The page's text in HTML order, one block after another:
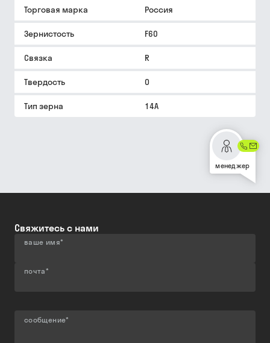
Торговая марка Россия
Зернистость F60
Связка R
Твердость O
Тип зерна 14A
менеджер
Свяжитесь с нами
ваше имя*
почта*
сообщение*